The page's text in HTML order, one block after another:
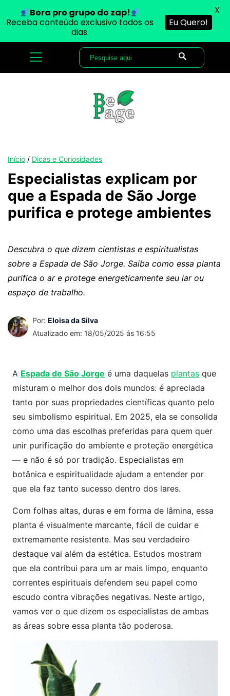
Início / Dicas e Curiosidades
Especialistas explicam por
que a Espada de São Jorge
purifica e protege ambientes
Descubra o que dizem cientistas e espiritualistas
sobre a Espada de São Jorge. Saiba como essa planta
purifica o ar e protege energeticamente seu lar ou
espaço de trabalho.
Por: Eloisa da Silva
Atualizado em: 18/05/2025 ás 16:55
A Espada de São Jorge é uma daquelas plantas que
misturam o melhor dos dois mundos: é apreciada
tanto por suas propriedades científicas quanto pelo
seu simbolismo espiritual. Em 2025, ela se consolida
como uma das escolhas preferidas para quem quer
unir purificação do ambiente e proteção energética
— e não é só por tradição. Especialistas em
botânica e espiritualidade ajudam a entender por
que ela faz tanto sucesso dentro dos lares.
Com folhas altas, duras e em forma de lâmina, essa
planta é visualmente marcante, fácil de cuidar e
extremamente resistente. Mas seu verdadeiro
destaque vai além da estética. Estudos mostram
que ela contribui para um ar mais limpo, enquanto
correntes espirituais defendem seu papel como
escudo contra vibrações negativas. Neste artigo,
vamos ver o que dizem os especialistas de ambas
as áreas sobre essa planta tão poderosa.
Bora pro grupo do zap!
Receba conteúdo exclusivo todos os
dias.
Eu Quero!
X